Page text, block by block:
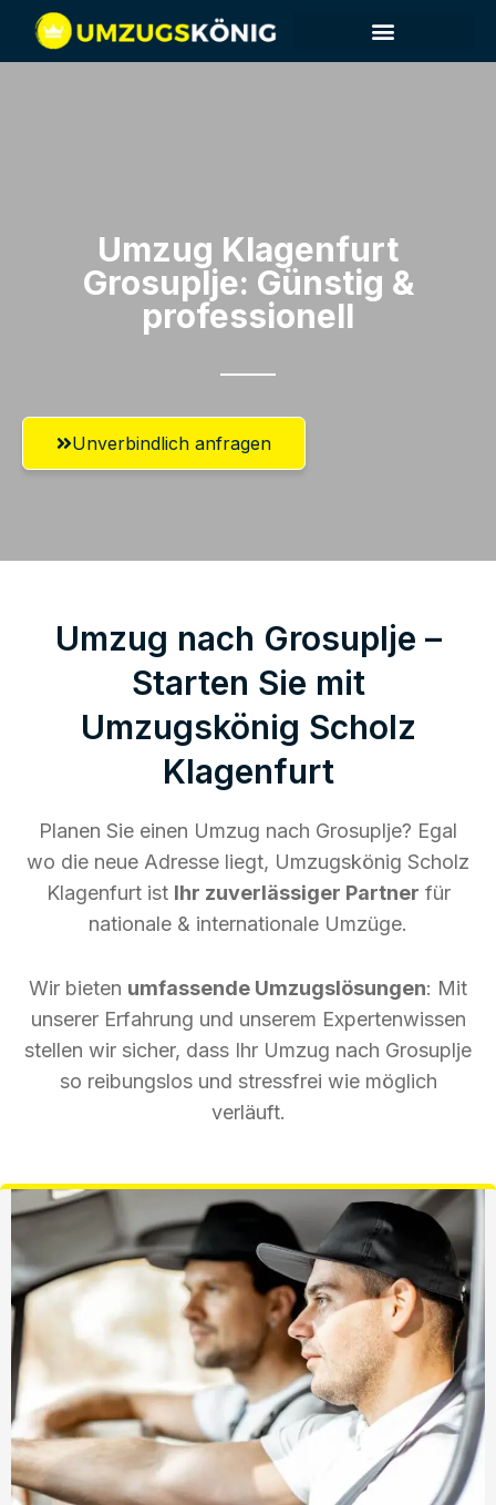
Umzug Klagenfurt​
Grosuplje: Günstig &
professionell​
Unverbindlich anfragen
Umzug nach Grosuplje –
Starten Sie mit
Umzugskönig Scholz
Klagenfurt
Planen Sie einen Umzug nach Grosuplje? Egal
wo die neue Adresse liegt, Umzugskönig Scholz
Klagenfurt ist Ihr zuverlässiger Partner für
nationale & internationale Umzüge.
Wir bieten umfassende Umzugslösungen: Mit
unserer Erfahrung und unserem Expertenwissen
stellen wir sicher, dass Ihr Umzug nach Grosuplje
so reibungslos und stressfrei wie möglich
verläuft.